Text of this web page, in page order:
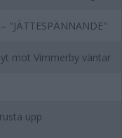
"JÄTTESPÄNNANDE"
mot Vimmerby väntar
upp